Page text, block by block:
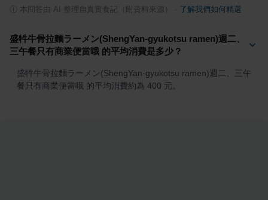
本問答由 AI 整理自真實食記（附資料來源） 了解我們如何精選
盛牪牛骨拉麵ラーメン(ShengYan-gyukotsu ramen)週二、
三午餐只有商業便當哦 的平均消費是多少？
盛牪牛骨拉麵ラーメン(ShengYan-gyukotsu ramen)週二、三午
餐只有商業便當哦 的平均消費約為 400 元。